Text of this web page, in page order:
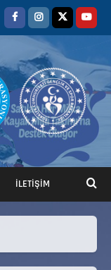
İLETİŞİM
KAYAK